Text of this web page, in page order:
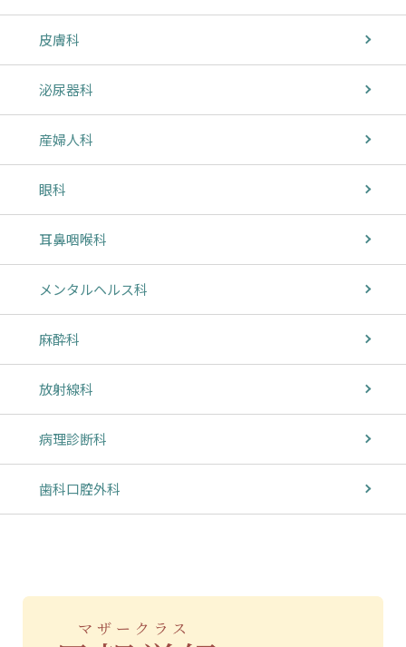
皮膚科
泌尿器科
産婦人科
眼科
耳鼻咽喉科
メンタルヘルス科
麻酔科
放射線科
病理診断科
歯科口腔外科